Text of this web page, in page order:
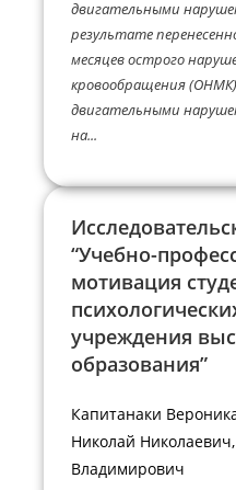
двигательными
результате
месяцев острого
кровообращения (ОНМК)
двигательными
на...
“Учебно-
мотивация
учреждения
образования”
Капитанаки
Николай
Владимирович